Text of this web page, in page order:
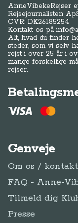
AnneVibekeRejser
Rejsejournalisten
CVR: DK26185254
Kontakt os på
Alt, hvad du finder
steder, som vi selv
rejst i over 25 år i
mange forskellige
rejser.
Genveje
Om os / kontakt
FAQ - Anne-
Tilmeld dig
Presse